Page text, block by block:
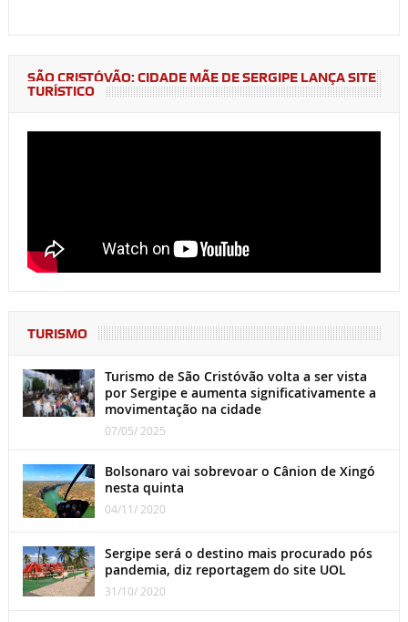
SÃO CRISTÓVÃO: CIDADE MÃE DE SERGIPE LANÇA SITE
TURÍSTICO
TURISMO
Turismo de São Cristóvão volta a ser vista
por Sergipe e aumenta significativamente a
movimentação na cidade
07/05/ 2025
Bolsonaro vai sobrevoar o Cânion de Xingó
nesta quinta
04/11/ 2020
Sergipe será o destino mais procurado pós
pandemia, diz reportagem do site UOL
31/10/ 2020